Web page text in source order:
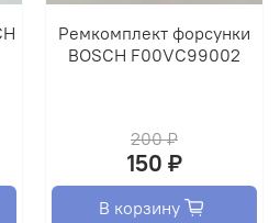
Ремкомплект форсунки
BOSCH F00VC99002
200 ₽
150 ₽
В корзину